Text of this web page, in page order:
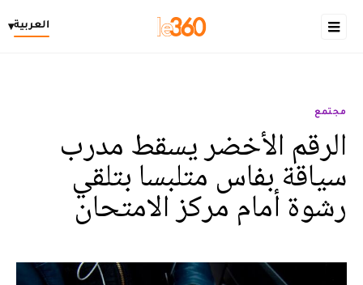
العربية▾
مجتمع
الرقم الأخضر يسقط مدرب
سياقة بفاس متلبسا بتلقي
رشوة أمام مركز الامتحان‎